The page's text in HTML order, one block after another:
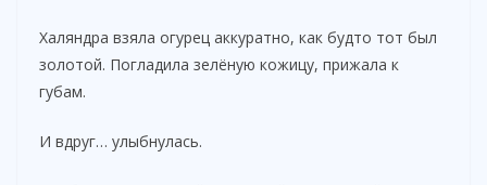
Халяндра взяла огурец аккуратно, как будто тот был
золотой. Погладила зелёную кожицу, прижала к
губам.
И вдруг… улыбнулась.